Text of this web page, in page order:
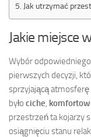
Jak utrzymać
Jakie miejsce
Wybór
pierwszych decyzji,
sprzyjającą atmosferę
było ciche,
przestrzeń ta kojarzy
osiągnięciu stanu